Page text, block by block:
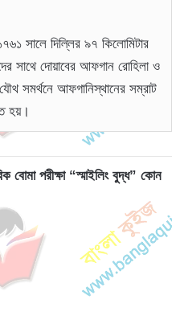
সালে দিল্লির ৯৭ কিলোমিটার
সাথে দোয়াবের আফগান রোহিলা ও
সমর্থনে আফগানিস্থানের সম্রাট
হয়।
বোমা পরীক্ষা “স্মাইলিং বুদ্ধ” কোন